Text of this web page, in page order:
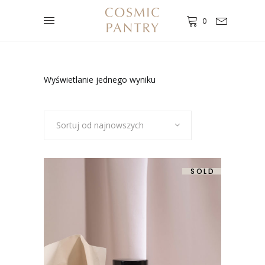
0
Wyświetlanie jednego wyniku
Sortuj od najnowszych
-7%
SOLD